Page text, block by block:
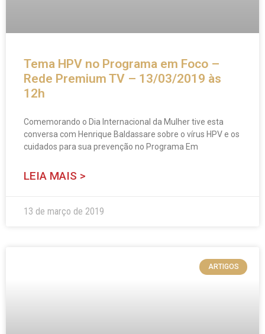
Tema HPV no Programa em Foco –
Rede Premium TV – 13/03/2019 às
12h
Comemorando o Dia Internacional da Mulher tive esta
conversa com Henrique Baldassare sobre o vírus HPV e os
cuidados para sua prevenção no Programa Em
LEIA MAIS >
13 de março de 2019
ARTIGOS